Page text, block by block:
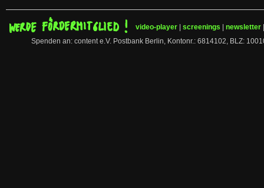
video-player screenings newsletter
Spenden an: content e.V. Postbank Berlin, Kontonr.: 6814102, BLZ: